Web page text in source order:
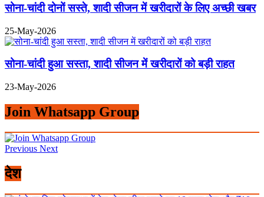
सोना-चांदी दोनों सस्ते, शादी सीजन में खरीदारों के लिए अच्छी खबर
25-May-2026
सोना-चांदी हुआ सस्ता, शादी सीजन में खरीदारों को बड़ी राहत
23-May-2026
Join Whatsapp Group
Previous Next
देश